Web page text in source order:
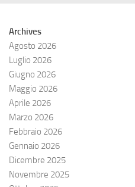
Archives
Agosto 2026
Luglio 2026
Giugno 2026
Maggio 2026
Aprile 2026
Marzo 2026
Febbraio 2026
Gennaio 2026
Dicembre 2025
Novembre 2025